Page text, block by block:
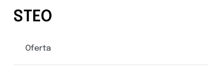
STEO
Oferta